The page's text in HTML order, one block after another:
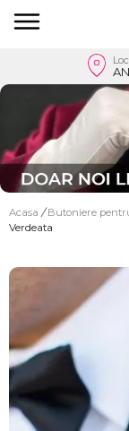
Acasa / Butoniere
Verdeata